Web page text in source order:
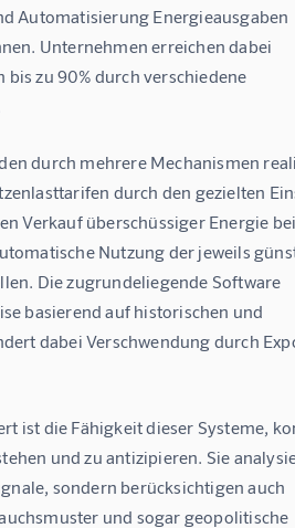
Automatisierung Energieausgaben
Unternehmen erreichen dabei
zu 90% durch verschiedene
durch mehrere Mechanismen
durch den gezielten
Verkauf überschüssiger Energie
Nutzung der jeweils
Die zugrundeliegende Software
basierend auf historischen und
dabei Verschwendung durch
ist die Fähigkeit dieser Systeme,
und zu antizipieren. Sie
sondern berücksichtigen auch
und sogar geopolitische